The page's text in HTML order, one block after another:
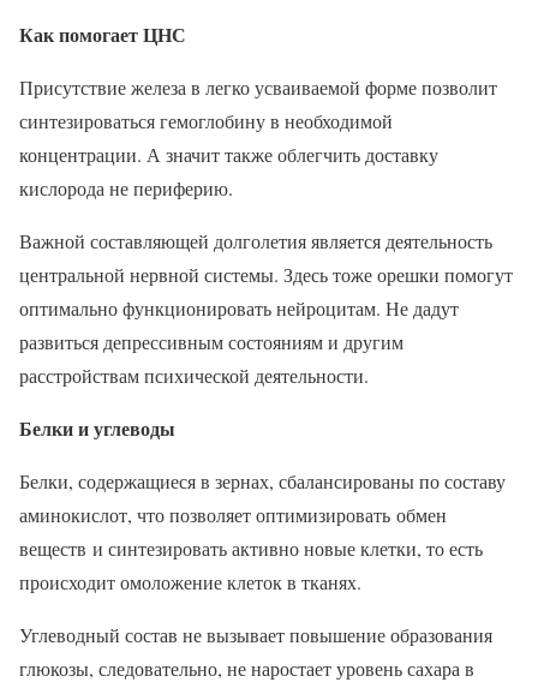
Как помогает ЦНС
Присутствие железа в легко усваиваемой форме позволит
синтезироваться гемоглобину в необходимой
концентрации. А значит также облегчить доставку
кислорода не периферию.
Важной составляющей долголетия является деятельность
центральной нервной системы. Здесь тоже орешки помогут
оптимально функционировать нейроцитам. Не дадут
развиться депрессивным состояниям и другим
расстройствам психической деятельности.
Белки и углеводы
Белки, содержащиеся в зернах, сбалансированы по составу
аминокислот, что позволяет оптимизировать обмен
веществ и синтезировать активно новые клетки, то есть
происходит омоложение клеток в тканях.
Углеводный состав не вызывает повышение образования
глюкозы, следовательно, не наростает уровень сахара в